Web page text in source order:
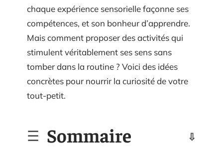
chaque expérience sensorielle façonne ses
compétences, et son bonheur d’apprendre.
Mais comment proposer des activités qui
stimulent véritablement ses sens sans
tomber dans la routine ? Voici des idées
concrètes pour nourrir la curiosité de votre
tout-petit.
Sommaire